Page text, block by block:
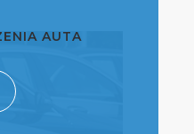
AUTA